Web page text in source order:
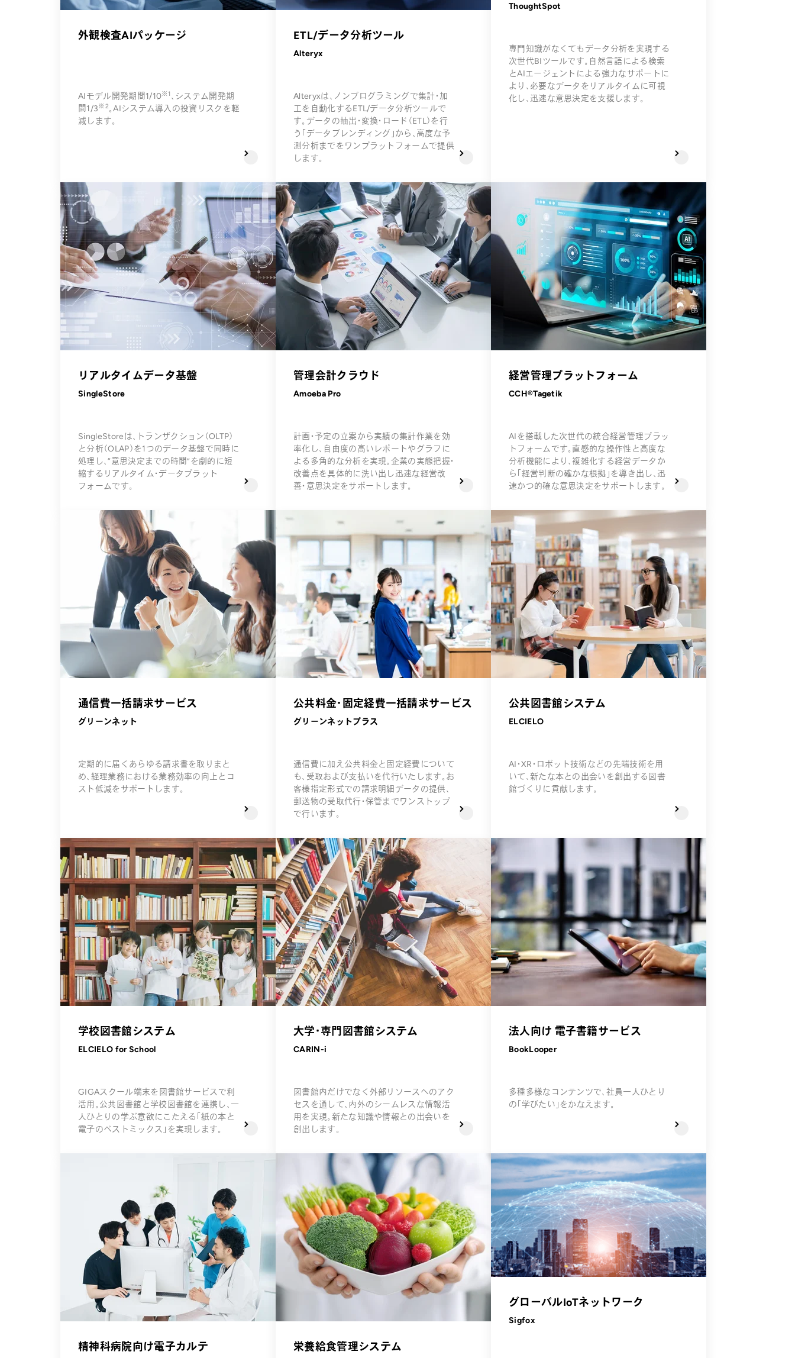
外観検査AIパッケージ
AIモデル開発期間1/10※1 、システム開発期
間1/3※2。AIシステム導入の投資リスクを軽
減します。
ETL/データ分析ツール
Alteryx
Alteryxは、ノンプログラミングで集計・加
工を自動化するETL/データ分析ツールで
す。データの抽出・変換・ロード（ETL）を行
う「データブレンディング」から、高度な予
測分析までをワンプラットフォームで提供
します。
ThoughtSpot
専門知識がなくてもデータ分析を実現する
次世代BIツールです。自然言語による検索
とAIエージェントによる強力なサポートに
より、必要なデータをリアルタイムに可視
化し、迅速な意思決定を支援します。
リアルタイムデータ基盤
SingleStore
SingleStoreは、トランザクション（OLTP）
と分析（OLAP）を1つのデータ基盤で同時に
処理し、“意思決定までの時間”を劇的に短
縮するリアルタイム・データプラット
フォームです。
管理会計クラウド
Amoeba Pro
計画・予定の立案から実績の集計作業を効
率化し、自由度の高いレポートやグラフに
よる多角的な分析を実現。企業の実態把握・
改善点を具体的に洗い出し迅速な経営改
善・意思決定をサポートします。
経営管理プラットフォーム
CCH®Tagetik
AIを搭載した次世代の統合経営管理プラッ
トフォームです。直感的な操作性と高度な
分析機能により、複雑化する経営データか
ら「経営判断の確かな根拠」を導き出し、迅
速かつ的確な意思決定をサポートします。
通信費一括請求サービス
グリーンネット
定期的に届くあらゆる請求書を取りまと
め、経理業務における業務効率の向上とコ
スト低減をサポートします。
公共料金・固定経費一括請求サービス
グリーンネットプラス
通信費に加え公共料金と固定経費について
も、受取および支払いを代行いたします。お
客様指定形式での請求明細データの提供、
郵送物の受取代行・保管までワンストップ
で行います。
公共図書館システム
ELCIELO
AI・XR・ロボット技術などの先端技術を用
いて、新たな本との出会いを創出する図書
館づくりに貢献します。
学校図書館システム
ELCIELO for School
GIGAスクール端末を図書館サービスで利
活用。公共図書館と学校図書館を連携し、一
人ひとりの学ぶ意欲にこたえる「紙の本と
電子のベストミックス」を実現します。
大学・専門図書館システム
CARIN-i
図書館内だけでなく外部リソースへのアク
セスを通して、内外のシームレスな情報活
用を実現。新たな知識や情報との出会いを
創出します。
法人向け 電子書籍サービス
BookLooper
多種多様なコンテンツで、社員一人ひとり
の「学びたい」をかなえます。
精神科病院向け電子カルテ 栄養給食管理システム
グローバルIoTネットワーク
Sigfox